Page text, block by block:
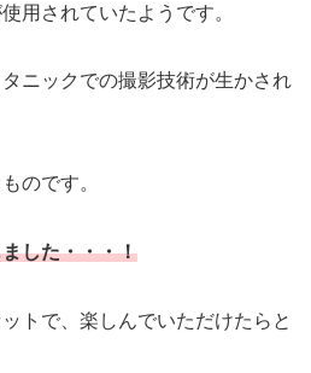
用されていたようです。
ニックでの撮影技術が生かされ
のです。
した・・・！
トで、楽しんでいただけたらと